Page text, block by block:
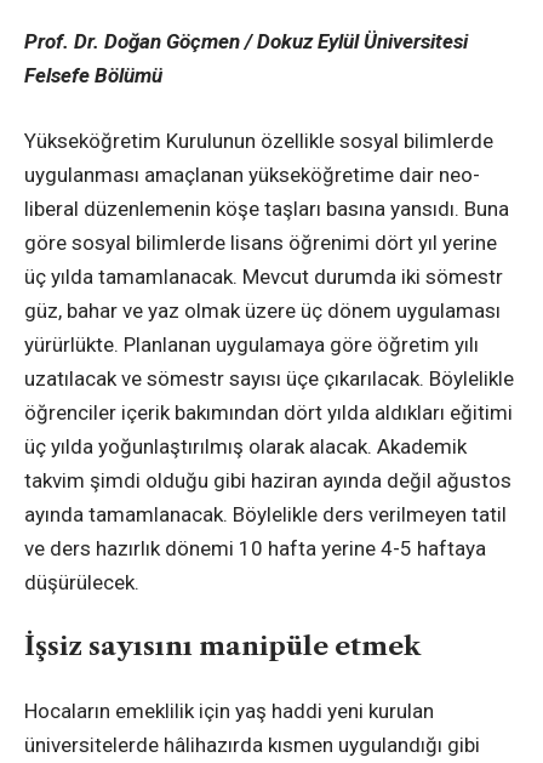
Prof. Dr. Doğan Göçmen / Dokuz Eylül Üniversitesi
Felsefe Bölümü
Yükseköğretim Kurulunun özellikle sosyal bilimlerde
uygulanması amaçlanan yükseköğretime dair neo-
liberal düzenlemenin köşe taşları basına yansıdı. Buna
göre sosyal bilimlerde lisans öğrenimi dört yıl yerine
üç yılda tamamlanacak. Mevcut durumda iki sömestr
güz, bahar ve yaz olmak üzere üç dönem uygulaması
yürürlükte. Planlanan uygulamaya göre öğretim yılı
uzatılacak ve sömestr sayısı üçe çıkarılacak. Böylelikle
öğrenciler içerik bakımından dört yılda aldıkları eğitimi
üç yılda yoğunlaştırılmış olarak alacak. Akademik
takvim şimdi olduğu gibi haziran ayında değil ağustos
ayında tamamlanacak. Böylelikle ders verilmeyen tatil
ve ders hazırlık dönemi 10 hafta yerine 4-5 haftaya
düşürülecek.
İşsiz sayısını manipüle etmek
Hocaların emeklilik için yaş haddi yeni kurulan
üniversitelerde hâlihazırda kısmen uygulandığı gibi